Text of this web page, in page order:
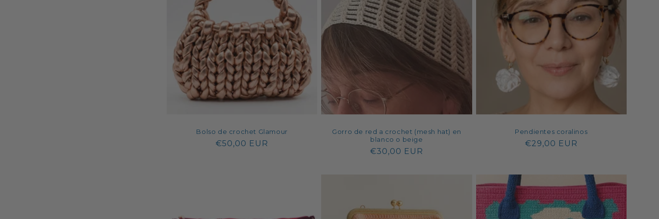
o
n
e
c
t
i
n
Bolso de crochet Glamour
Regular
€50,00 EUR
Gorro de red a crochet (mesh hat) en
blanco o beige
Regular
€30,00 EUR
Pendientes coralinos
Regular
€29,00 EUR